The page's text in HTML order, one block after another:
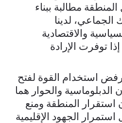
مطالبة ببناء
الجماعي، لدينا
والاقتصادية
توفرت الإرادة
استخدام القوة لفتح
والحوار هما
استقرار المنطقة ومنع
الجهود الإقليمية